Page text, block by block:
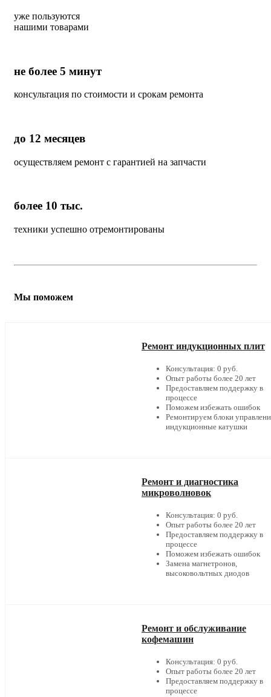
уже пользуются
нашими товарами
не более 5 минут
консультация по стоимости и срокам ремонта
до 12 месяцев
осуществляем ремонт с гарантией на запчасти
более 10 тыс.
техники успешно отремонтированы
Мы поможем
Ремонт индукционных плит
Консультация: 0 руб.
Опыт работы более 20 лет
Предоставляем поддержку в
процессе
Поможем избежать ошибок
Ремонтируем блоки
индукционные катушки
Ремонт и диагностика
микроволновок
Консультация: 0 руб.
Опыт работы более 20 лет
Предоставляем поддержку в
процессе
Поможем избежать ошибок
Замена магнетронов,
высоковольтных диодов
Ремонт и обслуживание
кофемашин
Консультация: 0 руб.
Опыт работы более 20 лет
Предоставляем поддержку в
процессе